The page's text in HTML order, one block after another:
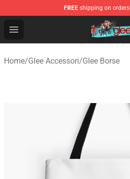
FREE shipping on
Open menu
Glee Store - Official Glee
Home/Glee Accessori/Glee Borse